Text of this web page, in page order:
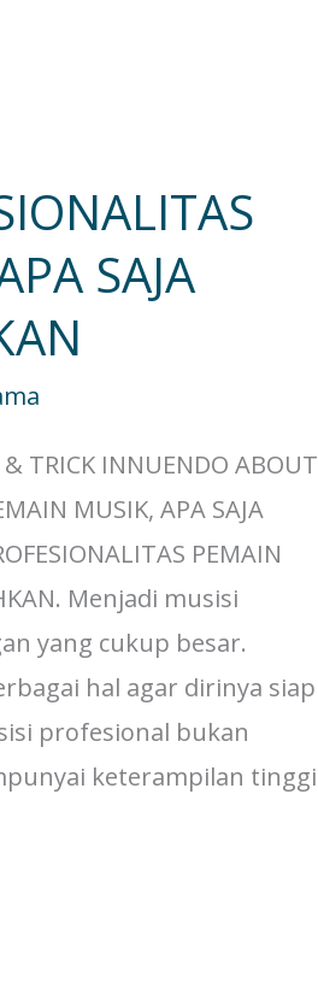
SAJA
& TRICK INNUENDO ABOUT
MUSIK, APA SAJA
PEMAIN
Menjadi musisi
yang cukup besar.
hal agar dirinya siap
profesional bukan
keterampilan tinggi